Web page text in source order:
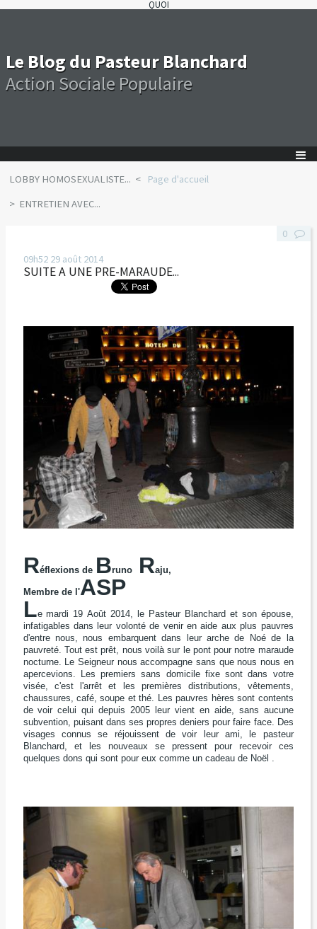
QUOI
Le Blog du Pasteur Blanchard
Action Sociale Populaire
LOBBY HOMOSEXUALISTE...
Page d'accueil
ENTRETIEN AVEC...
09h52 29 août 2014
SUITE A UNE PRE-MARAUDE...
Réflexions de BrunoRaju,
Membre de l'ASP
Le mardi 19 Août 2014, le Pasteur Blanchard et son épouse,
infatigables dans leur volonté de venir en aide aux plus pauvres
d'entre nous, nous embarquent dans leur arche de Noé de la
pauvreté. Tout est prêt, nous voilà sur le pont pour notre maraude
nocturne. Le Seigneur nous accompagne sans que nous nous en
apercevions. Les premiers sans domicile fixe sont dans votre
visée, c'est l'arrêt et les premières distributions, vêtements,
chaussures, café, soupe et thé. Les pauvres hères sont contents
de voir celui qui depuis 2005 leur vient en aide, sans aucune
subvention, puisant dans ses propres deniers pour faire face. Des
visages connus se réjouissent de voir leur ami, le pasteur
Blanchard, et les nouveaux se pressent pour recevoir ces
quelques dons qui sont pour eux comme un cadeau de Noël .
0